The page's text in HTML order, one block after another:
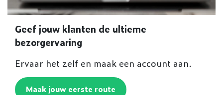
Geef jouw klanten de ultieme
bezorgervaring
Ervaar het zelf en maak een account aan.
Maak jouw eerste route